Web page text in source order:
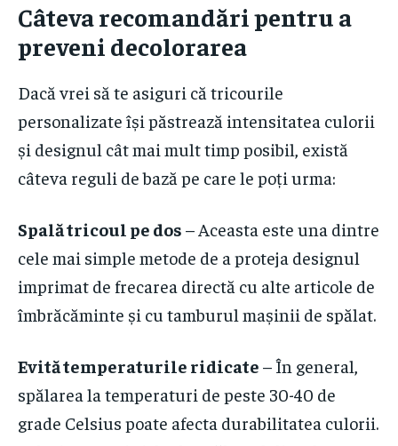
Câteva recomandări pentru a
preveni decolorarea
Dacă vrei să te asiguri că tricourile
personalizate își păstrează intensitatea culorii
și designul cât mai mult timp posibil, există
câteva reguli de bază pe care le poți urma:
Spală tricoul pe dos – Aceasta este una dintre
cele mai simple metode de a proteja designul
imprimat de frecarea directă cu alte articole de
îmbrăcăminte și cu tamburul mașinii de spălat.
Evită temperaturile ridicate – În general,
spălarea la temperaturi de peste 30-40 de
grade Celsius poate afecta durabilitatea culorii.